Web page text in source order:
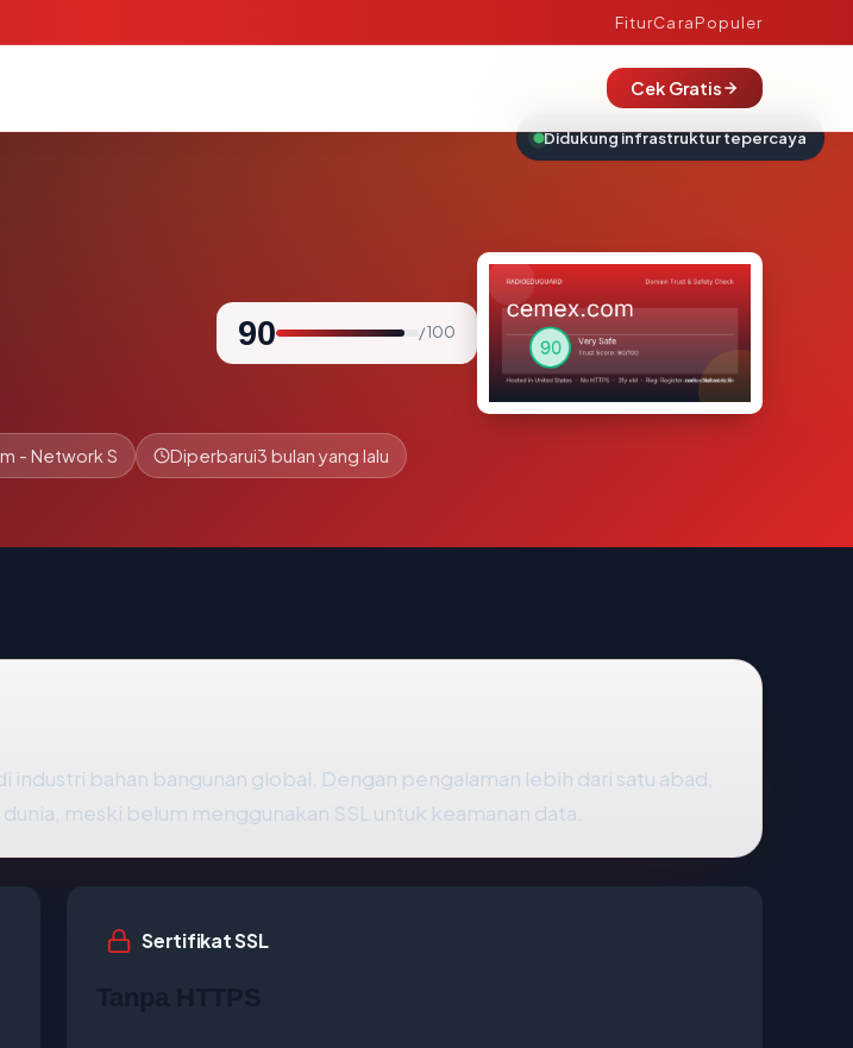
FiturCaraPopuler
Cek Gratis
90 / 100
- Network S Diperbarui3 bulan yang lalu
bahan bangunan global. Dengan pengalaman lebih dari satu abad,
meski belum menggunakan SSL untuk keamanan data.
Sertifikat SSL
Didukung infrastruktur tepercaya